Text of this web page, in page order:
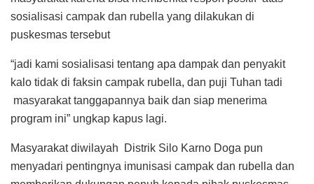
sosialisasi campak dan rubella yang dilakukan di
puskesmas tersebut
“jadi kami sosialisasi tentang apa dampak dan penyakit
kalo tidak di faksin campak rubella, dan puji Tuhan tadi
masyarakat tanggapannya baik dan siap menerima
program ini” ungkap kapus lagi.
Masyarakat diwilayah Distrik Silo Karno Doga pun
menyadari pentingnya imunisasi campak dan rubella dan